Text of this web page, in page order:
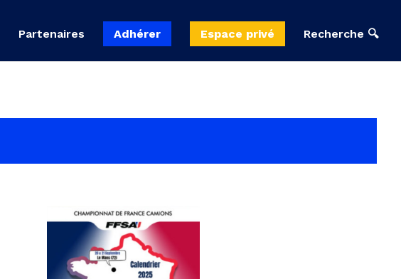
Partenaires Adhérer Espace privé Recherche 🔍